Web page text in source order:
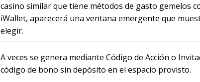
casino similar que tiene métodos de gasto gemelos
iWallet, aparecerá una ventana emergente que
elegir.
A veces se genera mediante Código de Acción o
código de bono sin depósito en el espacio provisto.